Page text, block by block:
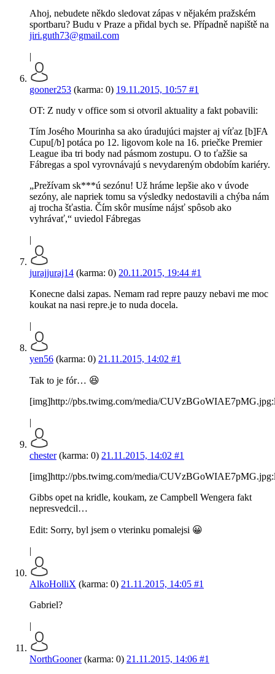
Ahoj, nebudete někdo sledovat zápas v nějakém pražském
sportbaru? Budu v Praze a přidal bych se. Případně napiště na
jiri.guth73@gmail.com
|
gooner253 (karma: 0) 19.11.2015, 10:57 #1
OT: Z nudy v office som si otvoril aktuality a fakt pobavili:
Tím Josého Mourinha sa ako úradujúci majster aj víťaz [b]FA
Cupu[/b] potáca po 12. ligovom kole na 16. priečke Premier
League iba tri body nad pásmom zostupu. O to ťažšie sa
Fábregas a spol vyrovnávajú s nevydareným obdobím kariéry.
„Prežívam sk***ú sezónu! Už hráme lepšie ako v úvode
sezóny, ale napriek tomu sa výsledky nedostavili a chýba nám
aj trocha šťastia. Čím skôr musíme nájsť spôsob ako
vyhrávať,“ uviedol Fábregas
|
jurajjuraj14 (karma: 0) 20.11.2015, 19:44 #1
Konecne dalsi zapas. Nemam rad repre pauzy nebavi me moc
koukat na nasi repre.je to nuda docela.
|
yen56 (karma: 0) 21.11.2015, 14:02 #1
Tak to je fór… 😆
[img]http://pbs.twimg.com/media/
|
chester(karma: 0) 21.11.2015, 14:02 #1
[img]http://pbs.twimg.com/media/
Gibbs opet na kridle, koukam, ze Campbell Wengera fakt
nepresvedcil…
Edit: Sorry, byl jsem o vterinku pomalejsi 😀
|
AlkoHolliX (karma: 0) 21.11.2015, 14:05 #1
Gabriel?
|
NorthGooner(karma: 0) 21.11.2015, 14:06 #1